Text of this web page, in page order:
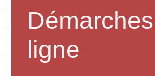
ligne